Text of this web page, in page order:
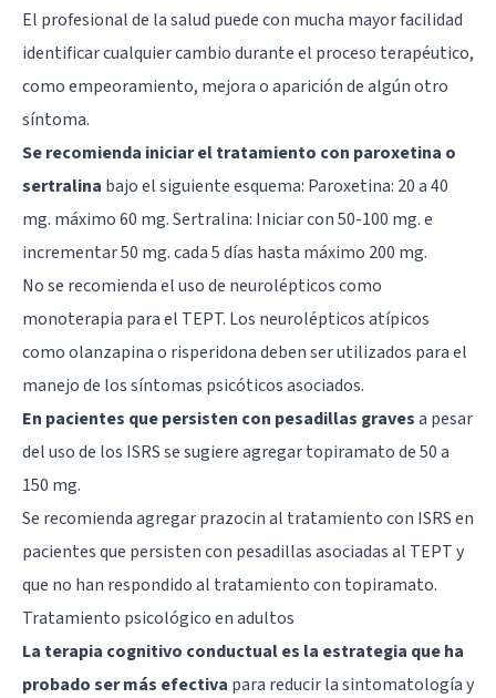
El profesional de la salud puede con mucha mayor facilidad
identificar cualquier cambio durante el proceso terapéutico,
como empeoramiento, mejora o aparición de algún otro
síntoma.
Se recomienda iniciar el tratamiento con paroxetina o
sertralina bajo el siguiente esquema: Paroxetina: 20 a 40
mg. máximo 60 mg.Sertralina: Iniciar con 50-100 mg. e
incrementar 50 mg. cada 5 días hasta máximo 200 mg.
No se recomienda el uso de neurolépticos como
monoterapia para el TEPT. Los neurolépticos atípicos
como olanzapina o risperidona deben ser utilizados para el
manejo de los síntomas psicóticos asociados.
En pacientes que persisten con pesadillas gravesa pesar
del uso de los ISRS se sugiere agregar topiramato de 50 a
150 mg.
Se recomienda agregar prazocin al tratamiento con ISRS en
pacientes que persisten con pesadillasasociadas al TEPT y
que no han respondido al tratamiento con topiramato.
Tratamiento psicológico en adultos
La terapia cognitivo conductual es la estrategia que ha
probado ser más efectiva para reducir la sintomatología y